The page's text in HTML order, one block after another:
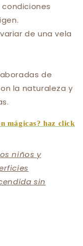
condiciones
de una vela
de
la naturaleza y
mágicas? haz click
niños y
sin